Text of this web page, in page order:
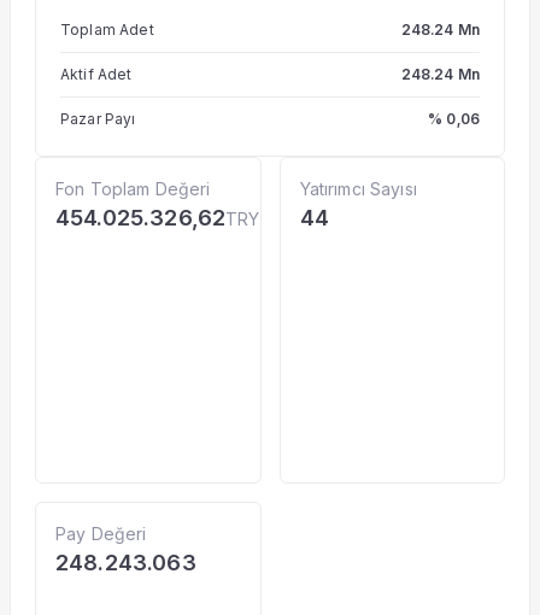
Toplam Adet 248.24 Mn
Aktif Adet 248.24 Mn
Pazar Payı % 0,06
Fon Toplam Değeri
454.025.326,62TRY
Yatırımcı Sayısı
44
Pay Değeri
248.243.063